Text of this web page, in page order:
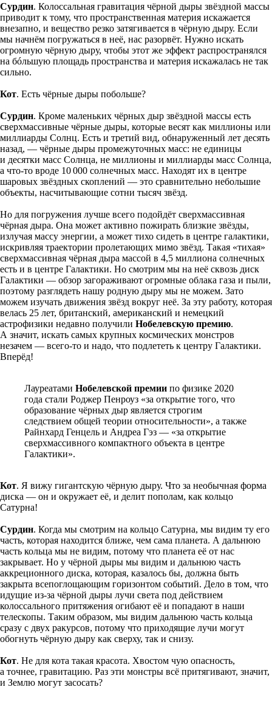
Сурдин. Колоссальная гравитация чёрной дыры звёздной массы
приводит к тому, что пространственная материя искажается
внезапно, и вещество резко затягивается в чёрную дыру. Если
мы начнём погружаться в неё, нас разорвёт. Нужно искать
огромную чёрную дыру, чтобы этот же эффект распространялся
на бóльшую площадь пространства и материя искажалась не так
сильно.
Кот. Есть чёрные дыры побольше?
Сурдин. Кроме маленьких чёрных дыр звёздной массы есть
сверхмассивные чёрные дыры, которые весят как миллионы или
миллиарды Солнц. Есть и третий вид, обнаруженный лет десять
назад, — чёрные дыры промежуточных масс: не единицы
и десятки масс Солнца, не миллионы и миллиарды масс Солнца,
а что-то вроде 10 000 солнечных масс. Находят их в центре
шаровых звёздных скоплений — это сравнительно небольшие
объекты, насчитывающие сотни тысяч звёзд.
Но для погружения лучше всего подойдёт сверхмассивная
чёрная дыра. Она может активно пожирать близкие звёзды,
излучая массу энергии, а может тихо сидеть в центре галактики,
искривляя траектории пролетающих мимо звёзд. Такая «тихая»
сверхмассивная чёрная дыра массой в 4,5 миллиона солнечных
есть и в центре Галактики. Но смотрим мы на неё сквозь диск
Галактики — обзор загораживают огромные облака газа и пыли,
поэтому разглядеть нашу родную дыру мы не можем. Зато
можем изучать движения звёзд вокруг неё. За эту работу, которая
велась 25 лет, британский, американский и немецкий
астрофизики недавно получили Нобелевскую премию.
А значит, искать самых крупных космических монстров
незачем — всего-то и надо, что подлететь к центру Галактики.
Вперёд!
Лауреатами Нобелевской премии по физике 2020
года стали Роджер Пенроуз «за открытие того, что
образование чёрных дыр является строгим
следствием общей теории относительности», а также
Райнхард Генцель и Андреа Гэз — «за открытие
сверхмассивного компактного объекта в центре
Галактики».
Кот. Я вижу гигантскую чёрную дыру. Что за необычная форма
диска — он и окружает её, и делит пополам, как кольцо
Сатурна!
Сурдин. Когда мы смотрим на кольцо Сатурна, мы видим ту его
часть, которая находится ближе, чем сама планета. А дальнюю
часть кольца мы не видим, потому что планета её от нас
закрывает. Но у чёрной дыры мы видим и дальнюю часть
аккреционного диска, которая, казалось бы, должна быть
закрыта всепоглощающим горизонтом событий. Дело в том, что
идущие из-за чёрной дыры лучи света под действием
колоссального притяжения огибают её и попадают в наши
телескопы. Таким образом, мы видим дальнюю часть кольца
сразу с двух ракурсов, потому что приходящие лучи могут
обогнуть чёрную дыру как сверху, так и снизу.
Кот. Не для кота такая красота. Хвостом чую опасность,
а точнее, гравитацию. Раз эти монстры всё притягивают, значит,
и Землю могут засосать?